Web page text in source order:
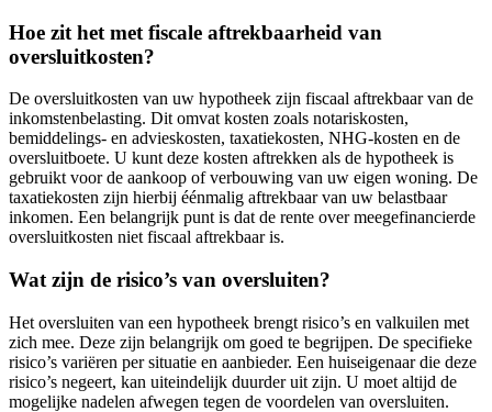
Hoe zit het met fiscale aftrekbaarheid van
oversluitkosten?
De oversluitkosten van uw hypotheek zijn fiscaal aftrekbaar van de
inkomstenbelasting. Dit omvat kosten zoals notariskosten,
bemiddelings- en advieskosten, taxatiekosten, NHG-kosten en de
oversluitboete. U kunt deze kosten aftrekken als de hypotheek is
gebruikt voor de aankoop of verbouwing van uw eigen woning. De
taxatiekosten zijn hierbij éénmalig aftrekbaar van uw belastbaar
inkomen. Een belangrijk punt is dat de rente over meegefinancierde
oversluitkosten niet fiscaal aftrekbaar is.
Wat zijn de risico’s van oversluiten?
Het oversluiten van een hypotheek brengt risico’s en valkuilen met
zich mee. Deze zijn belangrijk om goed te begrijpen. De specifieke
risico’s variëren per situatie en aanbieder. Een huiseigenaar die deze
risico’s negeert, kan uiteindelijk duurder uit zijn. U moet altijd de
mogelijke nadelen afwegen tegen de voordelen van oversluiten.